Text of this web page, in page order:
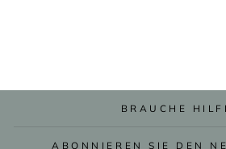
BRAUCHE
ABONNIEREN SIE DEN